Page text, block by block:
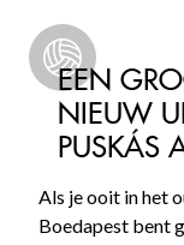
EEN
NIEUW
PUSKÁS
Als je ooit in het
Boedapest bent